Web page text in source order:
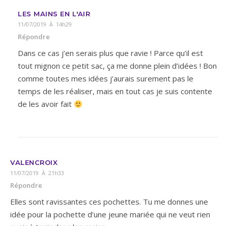
LES MAINS EN L'AIR
11/07/2019 À 14h29
Répondre
Dans ce cas j’en serais plus que ravie ! Parce qu’il est
tout mignon ce petit sac, ça me donne plein d’idées ! Bon
comme toutes mes idées j’aurais surement pas le
temps de les réaliser, mais en tout cas je suis contente
de les avoir fait
VALENCROIX
11/07/2019 À 21h33
Répondre
Elles sont ravissantes ces pochettes. Tu me donnes une
idée pour la pochette d’une jeune mariée qui ne veut rien